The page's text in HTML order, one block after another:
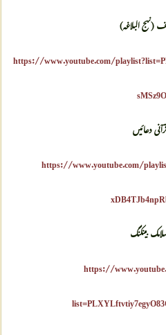
(نهج البلاغه)
https://www.youtube.com/
دعائیں
https://www.youtube.com/
بینکنگ
https://